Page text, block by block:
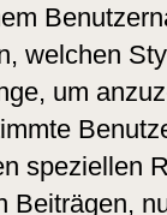
welchen
um
speziellen
Beiträgen,